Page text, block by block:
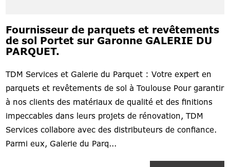
Fournisseur de parquets et revêtements
de sol Portet sur Garonne GALERIE DU
PARQUET.
TDM Services et Galerie du Parquet : Votre expert en
parquets et revêtements de sol à Toulouse Pour garantir
à nos clients des matériaux de qualité et des finitions
impeccables dans leurs projets de rénovation, TDM
Services collabore avec des distributeurs de confiance.
Parmi eux, Galerie du Parq...